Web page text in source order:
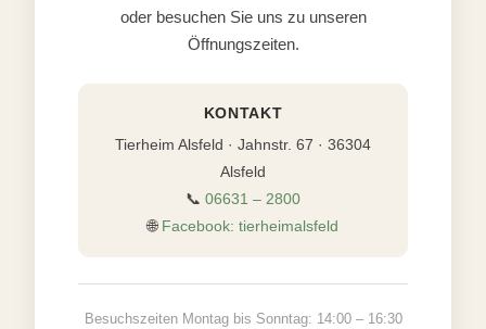
oder besuchen Sie uns zu unseren
Öffnungszeiten.
KONTAKT
Tierheim Alsfeld · Jahnstr. 67 · 36304
Alsfeld
📞 06631 – 2800
🌐 Facebook: tierheimalsfeld
Besuchszeiten Montag bis Sonntag: 14:00 – 16:30